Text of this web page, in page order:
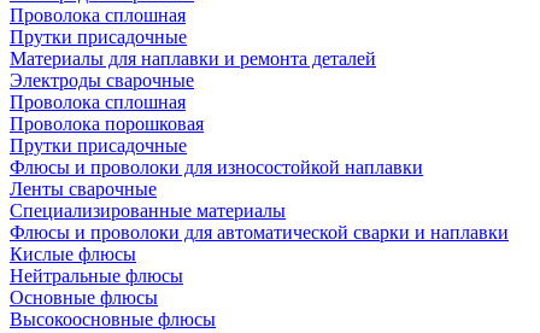
Проволока сплошная
Прутки присадочные
Материалы для наплавки и ремонта деталей
Электроды сварочные
Проволока сплошная
Проволока порошковая
Прутки присадочные
Флюсы и проволоки для износостойкой наплавки
Ленты сварочные
Специализированные материалы
Флюсы и проволоки для автоматической сварки и наплавки
Кислые флюсы
Нейтральные флюсы
Основные флюсы
Высокоосновные флюсы